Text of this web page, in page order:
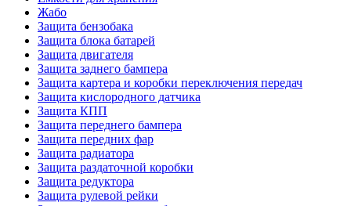
Жабо
Защита бензобака
Защита блока батарей
Защита двигателя
Защита заднего бампера
Защита картера и коробки переключения передач
Защита кислородного датчика
Защита КПП
Защита переднего бампера
Защита передних фар
Защита радиатора
Защита раздаточной коробки
Защита редуктора
Защита рулевой рейки